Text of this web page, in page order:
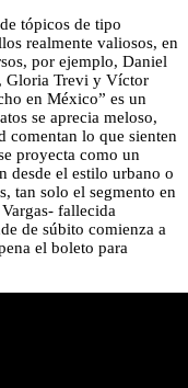
tópicos de tipo
realmente valiosos, en
por ejemplo, Daniel
Gloria Trevi y Víctor
en México” es un
se aprecia meloso,
comentan lo que sienten
proyecta como un
desde el estilo urbano o
tan solo el segmento en
fallecida
de súbito comienza a
el boleto para